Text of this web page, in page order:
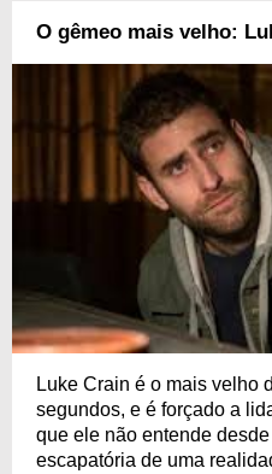
O gêmeo mais velho:
Luke Crain é o mais velho
segundos, e é forçado a
que ele não entende
escapatória de uma